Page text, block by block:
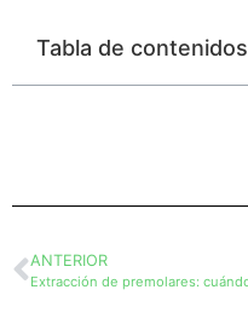
Tabla de contenidos
ANTERIOR